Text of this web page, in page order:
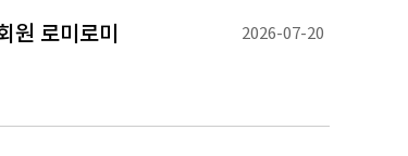
원 로미로미 2026-07-20